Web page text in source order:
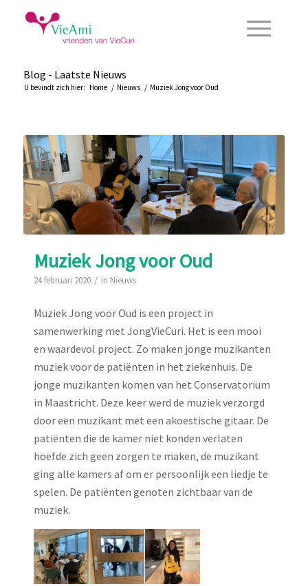
Blog - Laatste Nieuws
U bevindt zich hier: Home / Nieuws / Muziek Jong voor Oud
Muziek Jong voor Oud
24 februari 2020 / in Nieuws
Muziek Jong voor Oud is een project in
samenwerking met JongVieCuri. Het is een mooi
en waardevol project. Zo maken jonge muzikanten
muziek voor de patiënten in het ziekenhuis. De
jonge muzikanten komen van het Conservatorium
in Maastricht. Deze keer werd de muziek verzorgd
door een muzikant met een akoestische gitaar. De
patiënten die de kamer niet konden verlaten
hoefde zich geen zorgen te maken, de muzikant
ging alle kamers af om er persoonlijk een liedje te
spelen. De patiënten genoten zichtbaar van de
muziek.